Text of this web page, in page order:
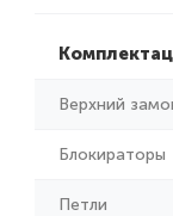
Верхний
Блокираторы
Петли